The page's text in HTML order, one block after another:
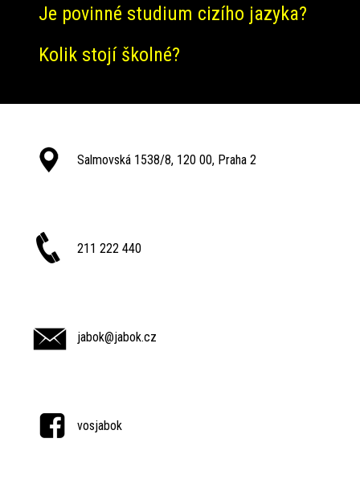
Je povinné studium cizího jazyka?
Kolik stojí školné?
Salmovská 1538/8, 120 00, Praha 2
211 222 440
jabok@jabok.cz
vosjabok